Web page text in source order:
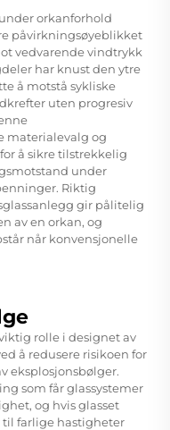
orkanforhold
påvirkningsøyeblikket
vedvarende vindtrykk
har knust den ytre
å motstå sykliske
uten progresiv
materialevalg og
å sikre tilstrekkelig
under
Riktig
gir pålitelig
av en orkan, og
når konvensjonelle
rolle i designet av
å redusere risikoen for
eksplosjonsbølger.
som får glassystemer
og hvis glasset
til farlige hastigheter